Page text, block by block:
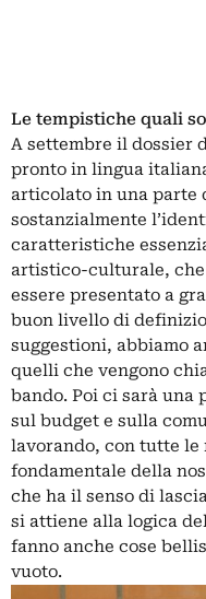
Le tempistiche quali
A settembre il dossier
pronto in lingua
articolato in una
sostanzialmente
caratteristiche
artistico-culturale,
essere presentato a
buon livello di
suggestioni, abbiamo
quelli che vengono
bando. Poi ci sarà
sul budget e sulla
lavorando, con tutte
fondamentale della
che ha il senso di
si attiene alla logica
fanno anche cose
vuoto.